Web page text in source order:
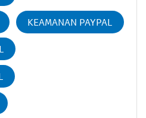
KEAMANAN PAYPAL